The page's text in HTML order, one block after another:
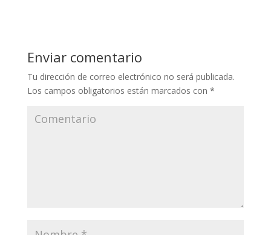
Enviar comentario
Tu dirección de correo electrónico no será publicada.
Los campos obligatorios están marcados con *